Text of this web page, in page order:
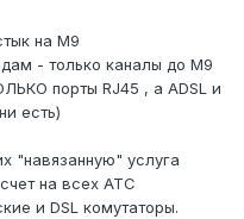
на М9
- только каналы до М9
порты RJ45 , а ADSL и
есть)
"навязанную" услуга
на всех АТС
и DSL комутаторы.